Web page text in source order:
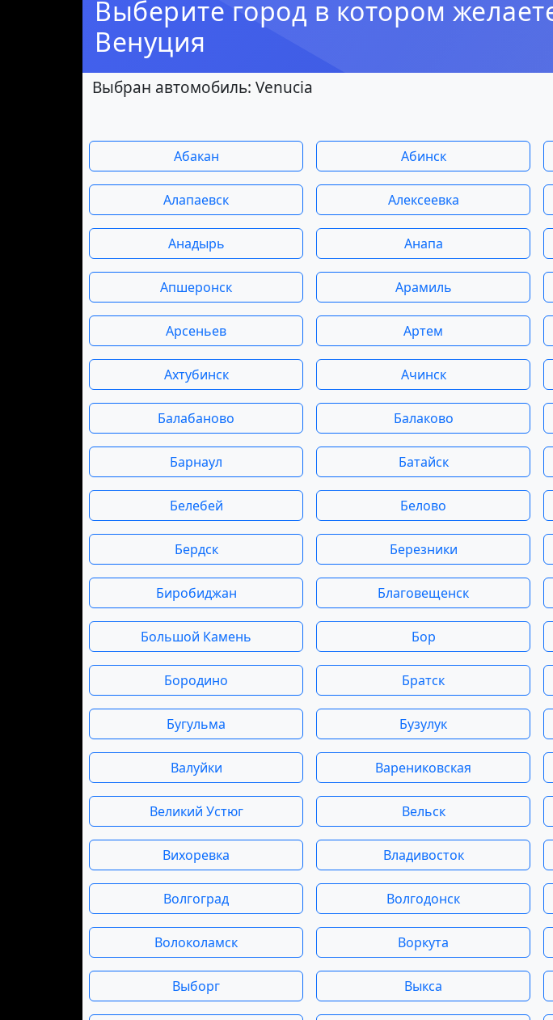
Выберите город в котором
Венуция
Выбран автомобиль: Venucia
Абакан Абинск
Алапаевск Алексеевка
Анадырь Анапа
Апшеронск Арамиль
Арсеньев Артем
Ахтубинск Ачинск
Балабаново Балаково
Барнаул Батайск
Белебей Белово
Бердск Березники
Биробиджан Благовещенск
Большой Камень Бор
Бородино Братск
Бугульма Бузулук
Валуйки Варениковская
Великий Устюг Вельск
Вихоревка Владивосток
Волгоград Волгодонск
Волоколамск Воркута
Выборг Выкса